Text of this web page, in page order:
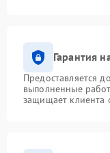
Гарантия
Предоставляется
выполненные
защищает клиента